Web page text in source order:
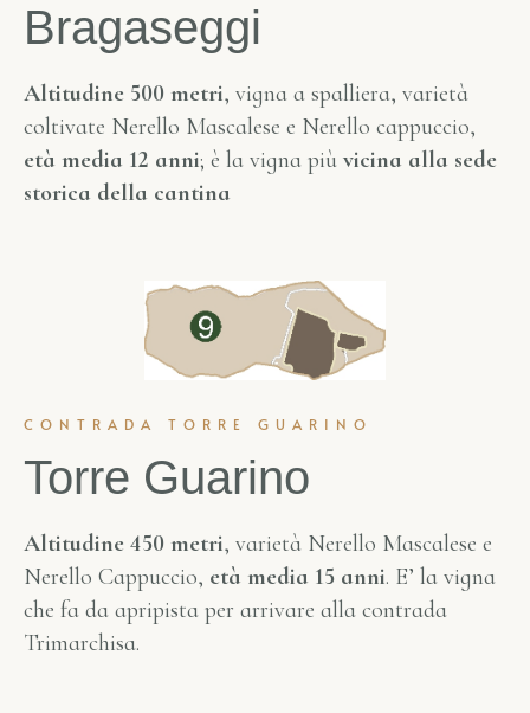
Bragaseggi
Altitudine 500 metri, vigna a spalliera, varietà
coltivate Nerello Mascalese e Nerello cappuccio,
età media 12 anni; è la vigna più vicina alla sede
storica della cantina
CONTRADA TORRE GUARINO
Torre Guarino
Altitudine 450 metri, varietà Nerello Mascalese e
Nerello Cappuccio, età media 15 anni. E’ la vigna
che fa da apripista per arrivare alla contrada
Trimarchisa.